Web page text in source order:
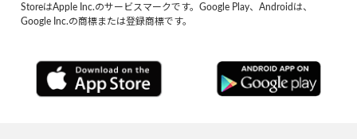
StoreはApple Inc.のサービスマークです。Google Play、Androidは、
Google Inc.の商標または登録商標です。